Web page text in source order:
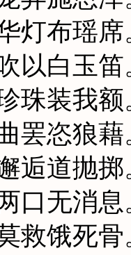
灯布瑶席
以白玉笛
珠装我额
罢恣狼藉
逅道抛掷
口无消息
救饿死骨